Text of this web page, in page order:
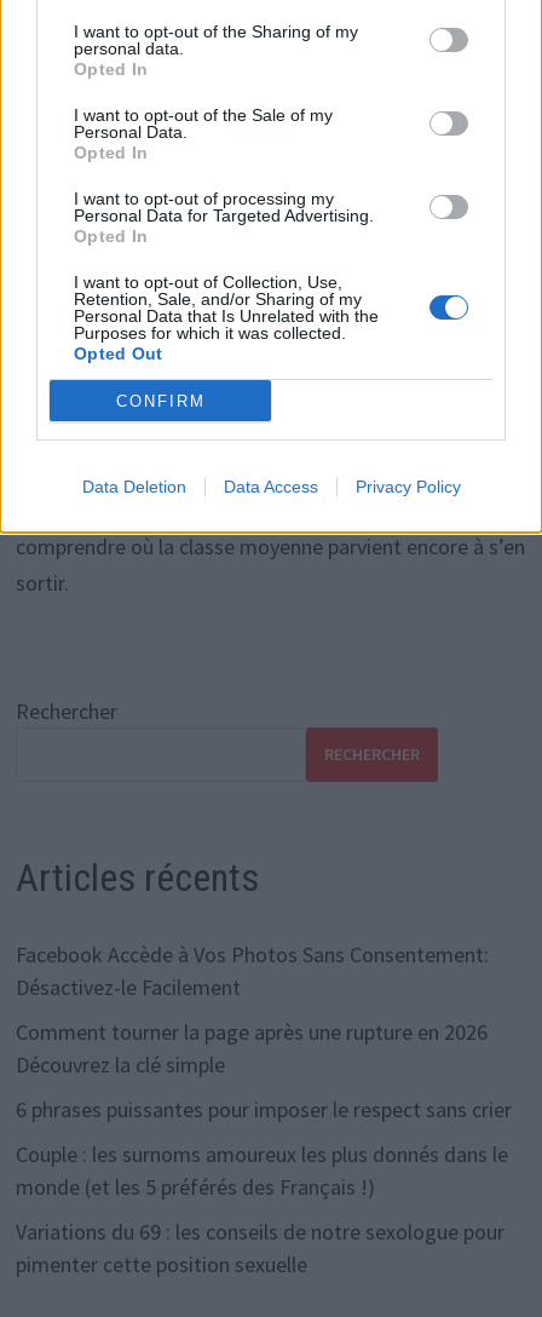
I want to opt-out of the Sharing of my
personal data.
Opted In
I want to opt-out of the Sale of my
Personal Data.
Opted In
I want to opt-out of processing my
Personal Data for Targeted Advertising.
Opted In
I want to opt-out of Collection, Use,
Retention, Sale, and/or Sharing of my
Personal Data that Is Unrelated with the
Purposes for which it was collected.
Opted Out
CONFIRM
Data Deletion Data Access Privacy Policy
Ce que mesure réellement le revenu
médian
revenu disponible équivalentadministratif
. Il est
professionnels, allocations sociales, pensions, revenus
locatifs ou de capitaux. Cet indicateur donne une idée
réaliste du niveau de vie dans chaque commune. Un
revenu médian élevé signifie qu’une majorité de la
population dispose de ressources financières
confortables. À l’inverse, un revenu faible reflète de
comprendre où la classe moyenne parvient encore à s’en
sortir.
Rechercher
RECHERCHER
Articles récents
Facebook Accède à Vos Photos Sans Consentement:
Désactivez-le Facilement
Comment tourner la page après une rupture en 2026
Découvrez la clé simple
6 phrases puissantes pour imposer le respect sans crier
Couple : les surnoms amoureux les plus donnés dans le
monde (et les 5 préférés des Français !)
Variations du 69 : les conseils de notre sexologue pour
pimenter cette position sexuelle